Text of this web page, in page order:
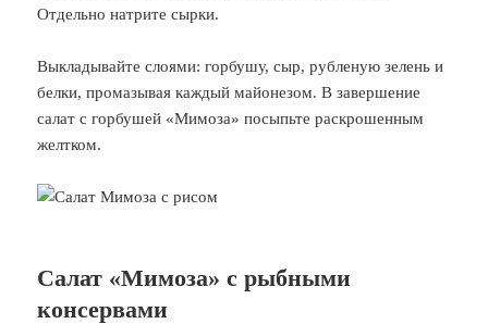
Отдельно натрите сырки.
Выкладывайте слоями: горбушу, сыр, рубленую зелень и
белки, промазывая каждый майонезом. В завершение
салат с горбушей «Мимоза» посыпьте раскрошенным
желтком.
Салат «Мимоза» с рыбными
консервами